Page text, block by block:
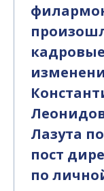
кадровые
Лазута
пост
по